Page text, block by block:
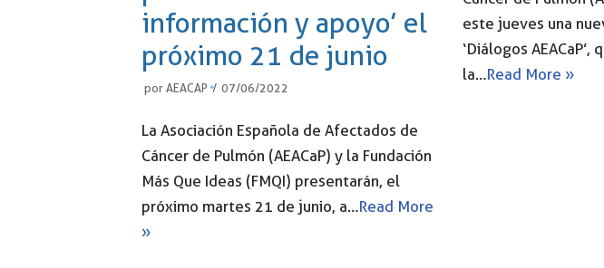
información y apoyo’ el
próximo 21 de junio
por AEACAP 07/06/2022
La Asociación Española de Afectados de
Cáncer de Pulmón (AEACaP) y la Fundación
Más Que Ideas (FMQI) presentarán, el
próximo martes 21 de junio, a…Read More
»
este jueves una
‘Diálogos
la…Read More »